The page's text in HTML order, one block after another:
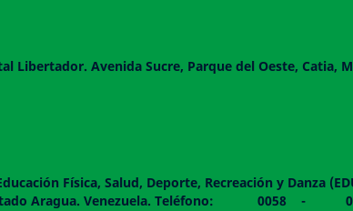
Avenida Sucre, Parque del Oeste, Catia,
Física, Salud, Deporte, Recreación y Danza
Estado Aragua. Venezuela. Teléfono: